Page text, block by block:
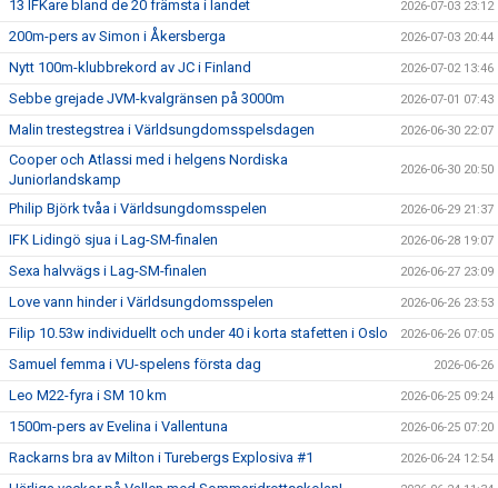
13 IFKare bland de 20 främsta i landet 2026-07-03 23:12
200m-pers av Simon i Åkersberga 2026-07-03 20:44
Nytt 100m-klubbrekord av JC i Finland 2026-07-02 13:46
Sebbe grejade JVM-kvalgränsen på 3000m 2026-07-01 07:43
Malin trestegstrea i Världsungdomsspelsdagen 2026-06-30 22:07
Cooper och Atlassi med i helgens Nordiska
Juniorlandskamp
2026-06-30 20:50
Philip Björk tvåa i Världsungdomsspelen 2026-06-29 21:37
IFK Lidingö sjua i Lag-SM-finalen 2026-06-28 19:07
Sexa halvvägs i Lag-SM-finalen 2026-06-27 23:09
Love vann hinder i Världsungdomsspelen 2026-06-26 23:53
Filip 10.53w individuellt och under 40 i korta stafetten i Oslo 2026-06-26 07:05
Samuel femma i VU-spelens första dag 2026-06-26
Leo M22-fyra i SM 10 km 2026-06-25 09:24
1500m-pers av Evelina i Vallentuna 2026-06-25 07:20
Rackarns bra av Milton i Turebergs Explosiva #1 2026-06-24 12:54